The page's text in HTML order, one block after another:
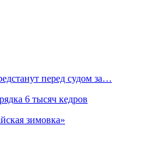
перед судом за…
6 тысяч кедров
зимовка»